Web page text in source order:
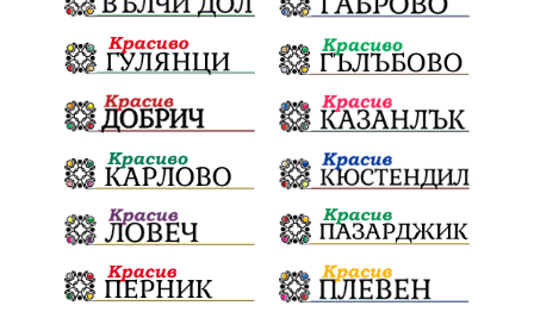
ВеселинОрешков Шофьори
НационаленШампион ОрлинОрлиновЕнчев
ВСС СъдебнаРеформа Шантаж
ПолитическиНатиск ЗаплахаЗаАрест
ПартияВеличие ЕкатеринаДафовска Тракия
ПТП Сливен КварталРечица Данъци